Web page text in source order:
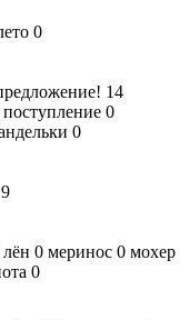
0
14
0
0
9
лён 0 меринос 0 мохер
0